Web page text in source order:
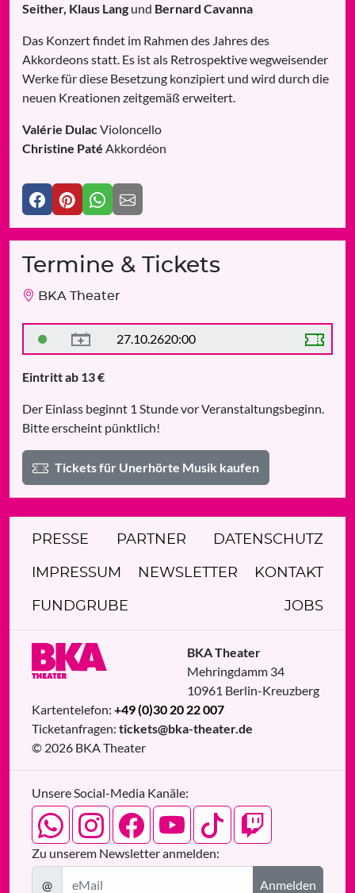
Seither, Klaus Lang und Bernard Cavanna
Das Konzert findet im Rahmen des Jahres des
Akkordeons statt. Es ist als Retrospektive wegweisender
Werke für diese Besetzung konzipiert und wird durch die
neuen Kreationen zeitgemäß erweitert.
Valérie DulacVioloncello
Christine Paté Akkordéon
Termine & Tickets
BKA Theater
27.10.2620:00
Eintritt ab 13 €
Der Einlass beginnt 1 Stunde vor Veranstaltungsbeginn.
Bitte erscheint pünktlich!
Tickets für Unerhörte Musik kaufen
PRESSE PARTNER DATENSCHUTZ
IMPRESSUM NEWSLETTER KONTAKT
FUNDGRUBE JOBS
BKA Theater
Mehringdamm 34
10961 Berlin-Kreuzberg
Kartentelefon: +49 (0)30 20 22 007
Ticketanfragen: tickets@bka-theater.de
© 2026 BKA Theater
Unsere Social-Media Kanäle:
Zu unserem Newsletter anmelden:
@ Anmelden